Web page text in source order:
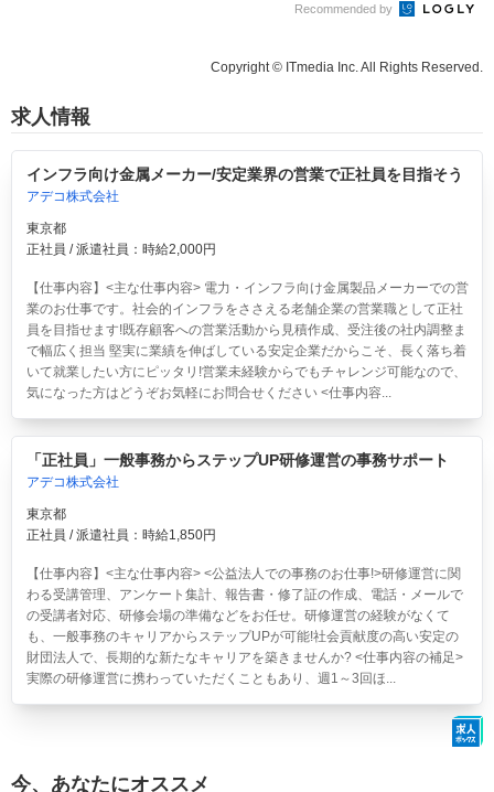
Recommended by
Copyright © ITmedia Inc. All Rights Reserved.
求人情報
インフラ向け金属メーカー/安定業界の営業で正社員を目指そう
アデコ株式会社
東京都
正社員 / 派遣社員：時給2,000円
【仕事内容】<主な仕事内容> 電力・インフラ向け金属製品メーカーでの営
業のお仕事です。社会的インフラをささえる老舗企業の営業職として正社
員を目指せます!既存顧客への営業活動から見積作成、受注後の社内調整ま
で幅広く担当 堅実に業績を伸ばしている安定企業だからこそ、長く落ち着
いて就業したい方にピッタリ!営業未経験からでもチャレンジ可能なので、
気になった方はどうぞお気軽にお問合せください <仕事内容...
「正社員」一般事務からステップUP研修運営の事務サポート
アデコ株式会社
東京都
正社員 / 派遣社員：時給1,850円
【仕事内容】<主な仕事内容> <公益法人での事務のお仕事!>研修運営に関
わる受講管理、アンケート集計、報告書・修了証の作成、電話・メールで
の受講者対応、研修会場の準備などをお任せ。研修運営の経験がなくて
も、一般事務のキャリアからステップUPが可能!社会貢献度の高い安定の
財団法人で、長期的な新たなキャリアを築きませんか? <仕事内容の補足>
実際の研修運営に携わっていただくこともあり、週1～3回ほ...
今、あなたにオススメ